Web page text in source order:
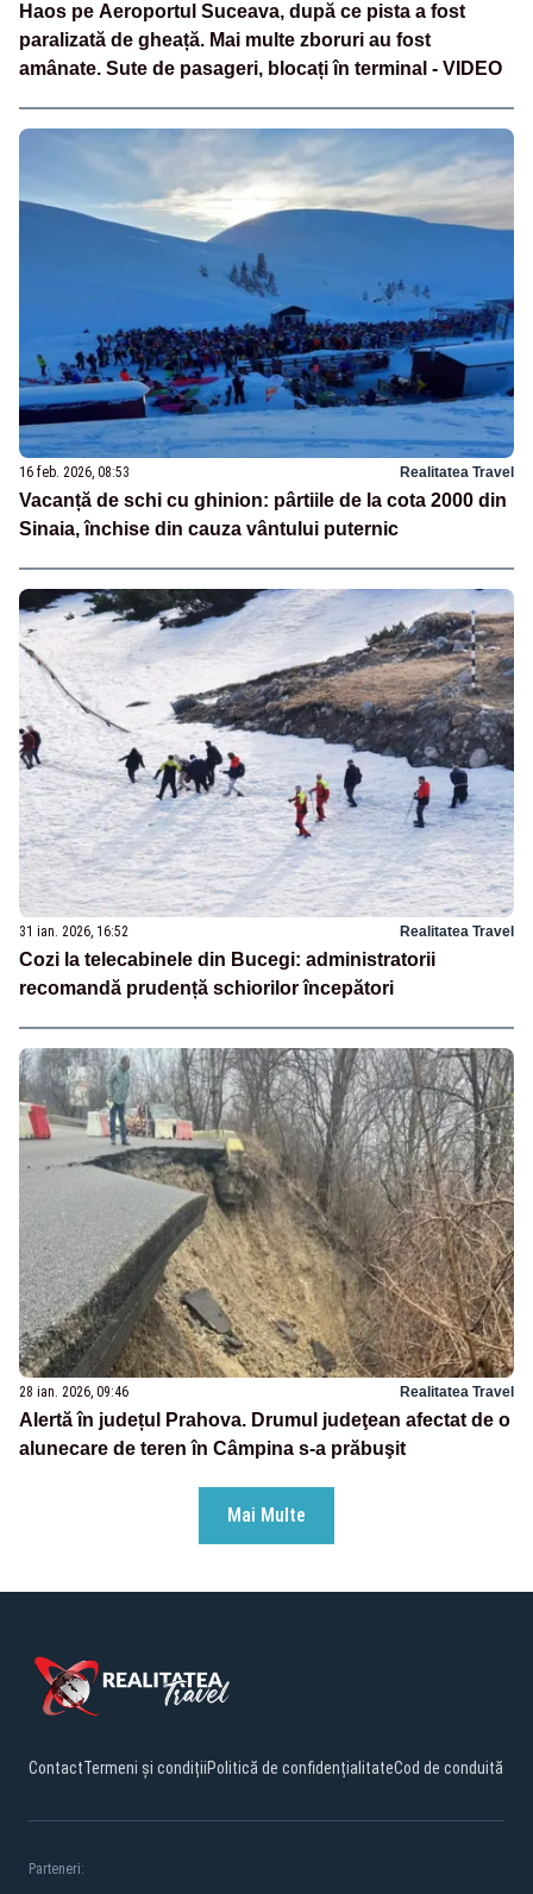
Haos pe Aeroportul Suceava, după ce pista a fost
paralizată de gheață. Mai multe zboruri au fost
amânate. Sute de pasageri, blocați în terminal - VIDEO
16 feb. 2026, 08:53 Realitatea Travel
Vacanță de schi cu ghinion: pârtiile de la cota 2000 din
Sinaia, închise din cauza vântului puternic
31 ian. 2026, 16:52 Realitatea Travel
Cozi la telecabinele din Bucegi: administratorii
recomandă prudență schiorilor începători
28 ian. 2026, 09:46 Realitatea Travel
Alertă în județul Prahova. Drumul judeţean afectat de o
alunecare de teren în Câmpina s-a prăbuşit
Mai Multe
ContactTermeni și condițiiPolitică de confidențialitateCod de conduită
Parteneri: